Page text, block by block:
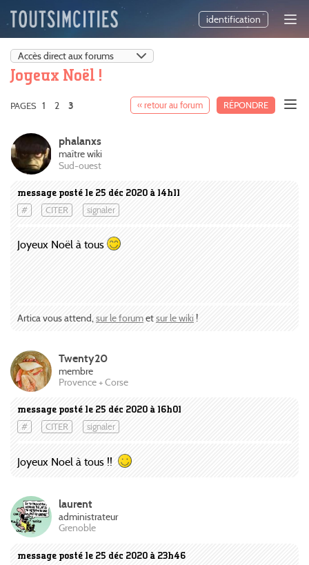
identification
Joyeux Noël !
« retour au forum RÉPONDRE
PAGES 1 2 3
message posté le 25 déc 2020 à 14h11
# CITER signaler
phalanxs
maître wiki
Sud-ouest
Joyeux Noël à tous
Artica vous attend,sur le forumetsur le wiki!
message posté le 25 déc 2020 à 16h01
# CITER signaler
Twenty20
membre
Provence + Corse
Joyeux Noel à tous !!
message posté le 25 déc 2020 à 23h46
laurent
administrateur
Grenoble